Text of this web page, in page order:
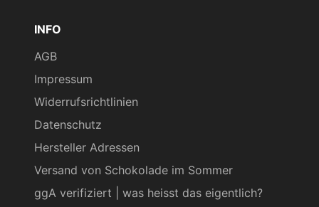
INFO
AGB
Impressum
Widerrufsrichtlinien
Datenschutz
Hersteller Adressen
Versand von Schokolade im Sommer
ggA verifiziert | was heisst das eigentlich?